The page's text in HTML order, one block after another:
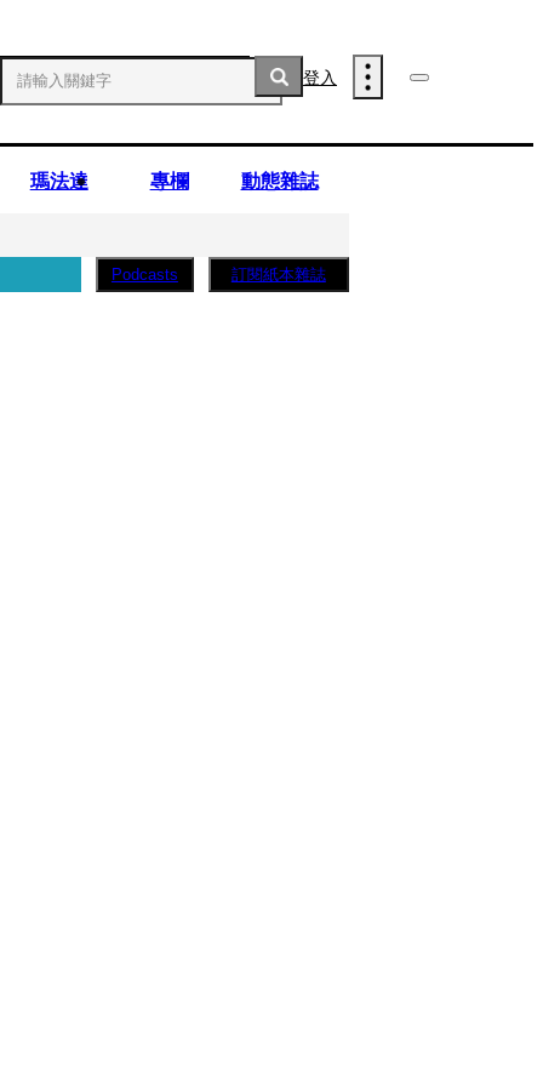
登入
瑪法達 專欄 動態雜誌
Podcasts 訂閱紙本雜誌